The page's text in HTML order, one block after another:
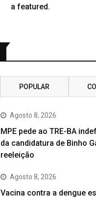
a featured.
POPULAR
Agosto 8, 2026
MPE pede ao TRE-BA
da candidatura de Binho
reeleição
Agosto 8, 2026
Vacina contra a dengue